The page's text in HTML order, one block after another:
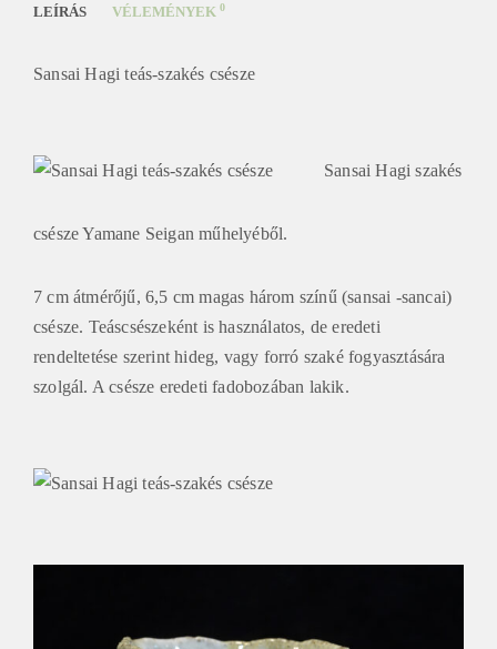
LEÍRÁS VÉLEMÉNYEK 0
Sansai Hagi teás-szakés csésze
Sansai Hagi szakés
csésze Yamane Seigan műhelyéből.
7 cm átmérőjű, 6,5 cm magas három színű (sansai -sancai)
csésze. Teáscsészeként is használatos, de eredeti
rendeltetése szerint hideg, vagy forró szaké fogyasztására
szolgál. A csésze eredeti fadobozában lakik.